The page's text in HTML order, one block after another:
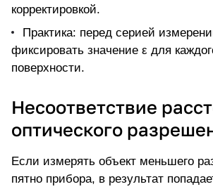
корректировкой.
Практика: перед серией
фиксировать значение ε для
поверхности.
Несоответствие
оптического
Если измерять объект меньшего
пятно прибора, в результат